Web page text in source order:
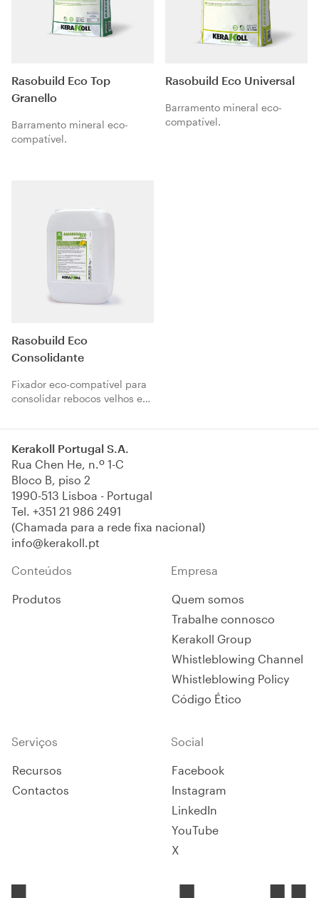
Rasobuild Eco Top
Granello
Barramento mineral eco-
compatível.
Rasobuild Eco Universal
Barramento mineral eco-
compatível.
Rasobuild Eco
Consolidante
Fixador eco-compatível para
consolidar rebocos velhos e
Kerakoll Portugal S.A.
Rua Chen He, n.º 1-C
Bloco B, piso 2
1990-513 Lisboa - Portugal
Tel. +351 21 986 2491
(Chamada para a rede fixa nacional)
info@kerakoll.pt
Conteúdos
Produtos
Empresa
Quem somos
Trabalhe connosco
Kerakoll Group
Whistleblowing Channel
Whistleblowing Policy
Código Ético
Serviços
Recursos
Contactos
Social
Facebook
Instagram
LinkedIn
YouTube
X